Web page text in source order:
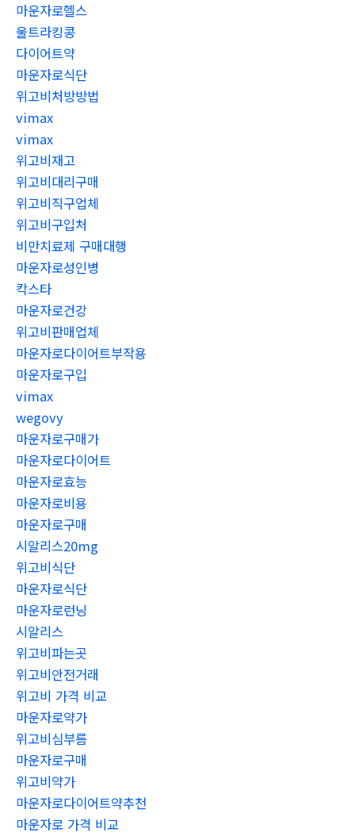
마운자로헬스
울트라킹콩
다이어트약
마운자로식단
위고비처방방법
vimax
vimax
위고비재고
위고비대리구매
위고비직구업체
위고비구입처
비만치료제 구매대행
마운자로성인병
칵스타
마운자로건강
위고비판매업체
마운자로다이어트부작용
마운자로구입
vimax
wegovy
마운자로구매가
마운자로다이어트
마운자로효능
마운자로비용
마운자로구매
시알리스20mg
위고비식단
마운자로식단
마운자로런닝
시알리스
위고비파는곳
위고비안전거래
위고비 가격 비교
마운자로약가
위고비심부름
마운자로구매
위고비약가
마운자로다이어트약추천
마운자로 가격 비교